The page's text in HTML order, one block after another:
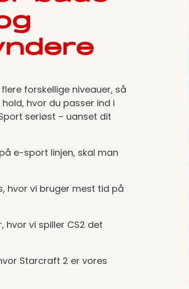
forskellige niveauer, så
hvor du passer ind i
seriøst – uanset dit
e-sport linjen, skal man
hvor vi bruger mest tid på
hvor vi spiller CS2 det
Starcraft 2 er vores